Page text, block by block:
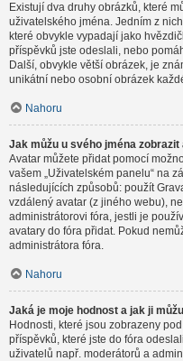
Existují dva druhy obrázků, které
uživatelského jména. Jedním z
které obvykle vypadají jako
příspěvků jste odeslali, nebo
Další, obvykle větší obrázek, je
unikátní nebo osobní obrázek
Nahoru
Jak můžu u svého jména zobrazit
Avatar můžete přidat pomocí
vašem „Uživatelském panelu“ na
následujících způsobů: použít
vzdálený avatar (z jiného webu),
administrátorovi fóra, jestli je
avatary do fóra přidat. Pokud
administrátora fóra.
Nahoru
Jaká je moje hodnost a jak ji
Hodnosti, které jsou zobrazeny
příspěvků, které jste do fóra
uživatelů např. moderátorů a